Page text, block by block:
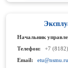
Начальник
Телефон:
+7
Email:
etu@nsmu.ru